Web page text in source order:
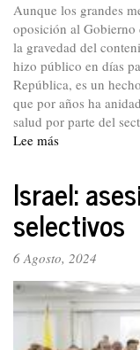
Aunque los grandes
oposición al Gobierno
la gravedad del
hizo público en días
República, es un
que por años ha
salud por parte del
Lee más
Redes
Yezid
García:
Contraloría
informa
sobre
EPS,
Israel:
selectivos
6 Agosto, 2024